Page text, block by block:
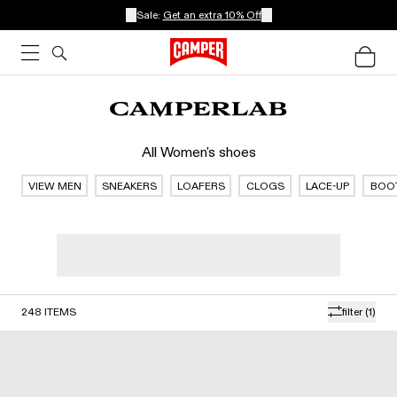
Sale: Get an extra 10% Off
All Women's shoes
VIEW MEN SNEAKERS LOAFERS CLOGS LACE-UP
filter (1)
248 ITEMS